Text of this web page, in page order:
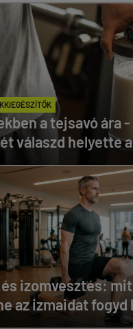
a tejsavó ára
válaszd helyette
és izomvesztés:
az izmaidat fogyd